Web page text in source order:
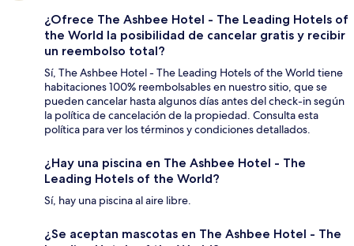
¿Ofrece The Ashbee Hotel - The Leading Hotels of
the World la posibilidad de cancelar gratis y recibir
un reembolso total?
Sí, The Ashbee Hotel - The Leading Hotels of the World tiene
habitaciones 100% reembolsables en nuestro sitio, que se
pueden cancelar hasta algunos días antes del check-in según
la política de cancelación de la propiedad. Consulta esta
política para ver los términos y condiciones detallados.
¿Hay una piscina en The Ashbee Hotel - The
Leading Hotels of the World?
Sí, hay una piscina al aire libre.
¿Se aceptan mascotas en The Ashbee Hotel - The